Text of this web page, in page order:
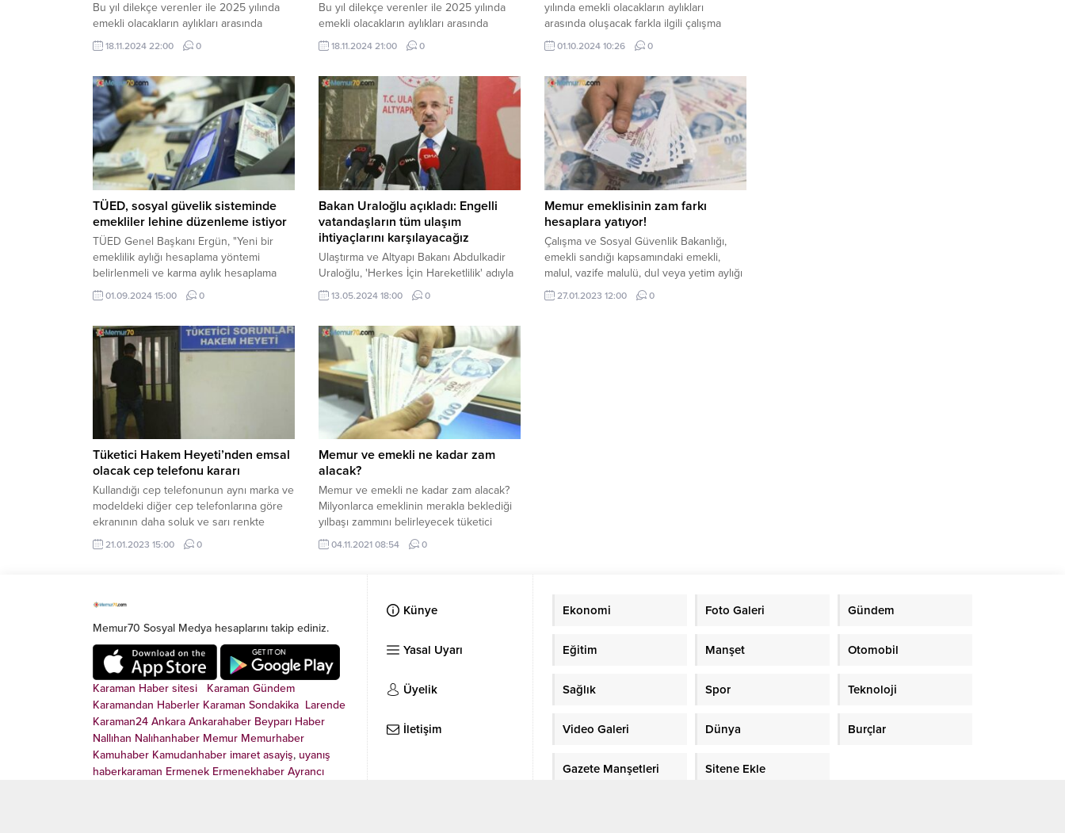
Bu yıl dilekçe verenler ile 2025 yılında
emekli olacakların aylıkları arasında
oluşacak yüzde 30-35’lik yüksek farkın
giderilmesi için gözler ekonomi
18.11.2024 22:00 0
Bu yıl dilekçe verenler ile 2025 yılında
emekli olacakların aylıkları arasında
oluşacak yüzde 30-35’lik yüksek farkın
giderilmesi için gözler ekonomi
18.11.2024 21:00 0
yılında emekli olacakların aylıkları
arasında oluşacak farkla ilgili çalışma
yaptıklarını belirterek, "Hazine ve Maliye
Bakanlığımız ile çalışıyoruz. Sayın ...
01.10.2024 10:26 0
TÜED, sosyal güvelik sisteminde
emekliler lehine düzenleme istiyor
TÜED Genel Başkanı Ergün, "Yeni bir
emeklilik aylığı hesaplama yöntemi
belirlenmeli ve karma aylık hesaplama
sistemine son verilmelidir. Aralık 2024 ile
Ocak 2025'te emekli olanlar arasında
oluşmamalıdır." dedi.
01.09.2024 15:00 0
Bakan Uraloğlu açıkladı: Engelli
vatandaşların tüm ulaşım
ihtiyaçlarını karşılayacağız
Ulaştırma ve Altyapı Bakanı Abdulkadir
Uraloğlu, 'Herkes İçin Hareketlilik' adıyla
bir mobil uygulamayı tamamlamak üzere
olduklarını belirterek, "engelli
ihtiyaçlarını karşılamayı hedefliyoruz"
dedi
13.05.2024 18:00 0
Memur emeklisinin zam farkı
hesaplara yatıyor!
Çalışma ve Sosyal Güvenlik Bakanlığı,
emekli sandığı kapsamındaki emekli,
malul, vazife malulü, dul veya yetim aylığı
alanların, aylıklarında oluşan 15 günlük
fark ile ek gösterge fark tutarları bugün
27.01.2023 12:00 0
Tüketici Hakem Heyeti’nden emsal
olacak cep telefonu kararı
Kullandığı cep telefonunun aynı marka ve
modeldeki diğer cep telefonlarına göre
ekranının daha soluk ve sarı renkte
olduğunu gören tüketicinin cihazın
değiştirilmesi için yaptığı başvuru,
21.01.2023 15:00 0
Memur ve emekli ne kadar zam
alacak?
Memur ve emekli ne kadar zam alacak?
Milyonlarca emeklinin merakla beklediği
yılbaşı zammını belirleyecek tüketici
enflasyonu temmuz ayından bu ...
04.11.2021 08:54 0
Memur70 Sosyal Medya hesaplarını takip ediniz.
Karaman Haber sitesi
Karaman Gündem
Karamandan Haberler Karaman Sondakika Larende
Karaman24 Ankara Ankarahaber Beyparı Haber
Nallıhan Nalıhanhaber Memur Memurhaber
Kamuhaber Kamudanhaber imaret asayiş, uyanış
haberkaraman Ermenek Ermenekhaber Ayrancı
Künye
Yasal Uyarı
Üyelik
İletişim
Ekonomi Foto Galeri Gündem
Eğitim Manşet Otomobil
Sağlık Spor Teknoloji
Video Galeri Dünya Burçlar
Gazete Manşetleri Sitene Ekle